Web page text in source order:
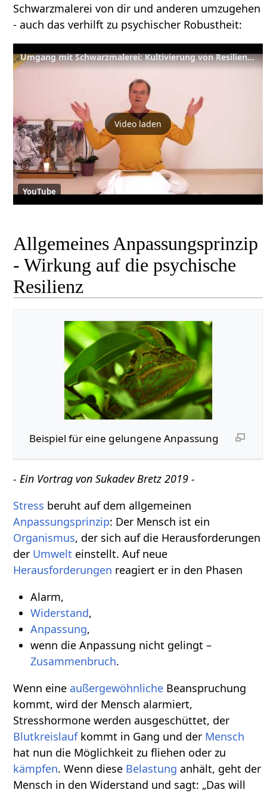
Schwarzmalerei von dir und anderen umzugehen
- auch das verhilft zu psychischer Robustheit:
Umgang mit Schwarzmalerei: Kultivierung von Resilienz –YVS322 – Stressbewältigung B7
Video laden
YouTube
Allgemeines Anpassungsprinzip
- Wirkung auf die psychische
Resilienz
Beispiel für eine gelungene Anpassung
- Ein Vortrag von Sukadev Bretz 2019 -
Stress beruht auf dem allgemeinen
Anpassungsprinzip: Der Mensch ist ein
Organismus, der sich auf die Herausforderungen
der Umwelt einstellt. Auf neue
Herausforderungen reagiert er in den Phasen
Alarm,
Widerstand,
Anpassung,
wenn die Anpassung nicht gelingt –
Zusammenbruch.
Wenn eine außergewöhnliche Beanspruchung
kommt, wird der Mensch alarmiert,
Stresshormone werden ausgeschüttet, der
Blutkreislaufkommt in Gang und der Mensch
hat nun die Möglichkeit zu fliehen oder zu
kämpfen. Wenn diese Belastung anhält, geht der
Mensch in den Widerstand und sagt: „Das will